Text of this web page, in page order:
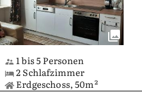
1 bis 5 Personen
2 Schlafzimmer
Erdgeschoss, 50m²